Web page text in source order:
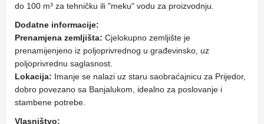
do 100 m³ za tehničku ili "meku" vodu za proizvodnju.
Dodatne informacije:
Prenamjena zemljišta: Cjelokupno zemljište je
prenamijenjeno iz poljoprivrednog u građevinsko, uz
poljoprivrednu saglasnost.
Lokacija: Imanje se nalazi uz staru saobraćajnicu za Prijedor,
dobro povezano sa Banjalukom, idealno za poslovanje i
stambene potrebe.
Vlasništvo: